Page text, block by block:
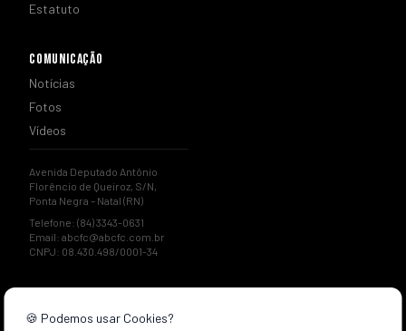
Estatuto
COMUNICAÇÃO
Notícias
Fotos
Vídeos
Avenida Deputado Antônio
Florêncio de Queiroz, S/N,
Ponta Negra – Natal (RN)
Telefone: (84) 3343-0631
Email: abcfc@abcfc.com.br
CNPJ: 08.430.498/0001-34
🍪 Podemos usar Cookies?